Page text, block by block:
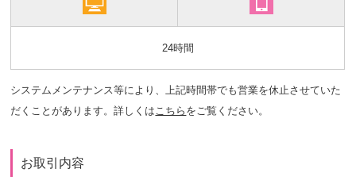
24時間
システムメンテナンス等により、上記時間帯でも営業を休止させていた
だくことがあります。詳しくはこちら をご覧ください。
お取引内容